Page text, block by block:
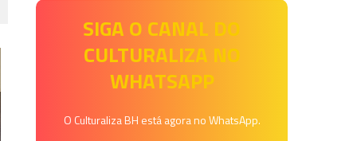
SIGA O CANAL DO
CULTURALIZA NO
WHATSAPP
O Culturaliza BH está agora no WhatsApp.